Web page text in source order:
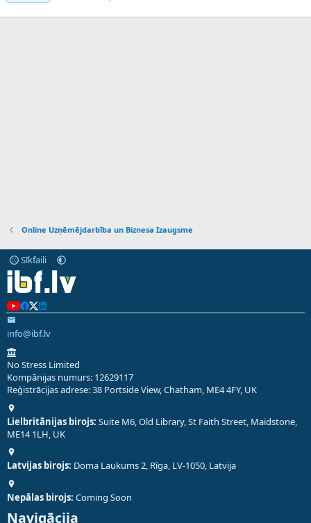
Online Uzņēmējdarbība un Biznesa Izaugsme
Sīkfaili
info@ibf.lv
No Stress Limited
Kompānijas numurs: 12629117
Reģistrācijas adrese: 38 Portside View, Chatham, ME4 4FY, UK
Lielbritānijas birojs: Suite M6, Old Library, St Faith Street, Maidstone,
ME14 1LH, UK
Latvijas birojs: Doma Laukums 2, Rīga, LV-1050, Latvija
Nepālas birojs: Coming Soon
Navigācija